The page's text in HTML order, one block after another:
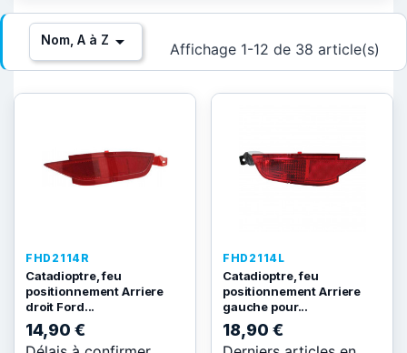
Nom, A à Z  Affichage 1-12 de 38 article(s)
FHD2114R
Catadioptre, feu
positionnement Arriere
droit Ford...
14,90 €
FHD2114L
Catadioptre, feu
positionnement Arriere
gauche pour...
18,90 €